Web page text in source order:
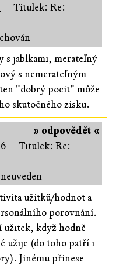
Titulek: Re:
s jablkami, merateľný
s nemerateľným
"dobrý pocit" môže
skutočného zisku.
» odpovědět «
Titulek: Re:
užitků/hodnot a
porovnání.
užitek, když hodně
užije (do toho patří i
Jinému přinese